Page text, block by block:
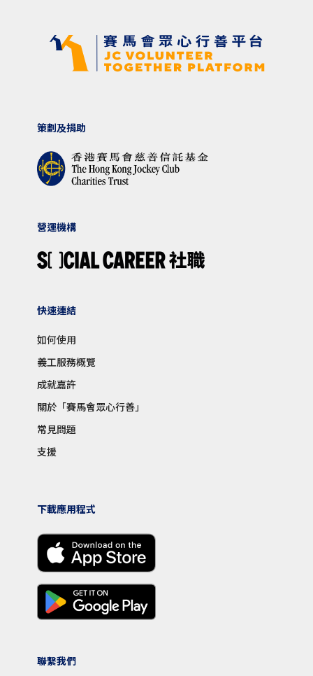
策劃及捐助
營運機構
快速連結
如何使用
義工服務概覽
成就嘉許
關於「賽馬會眾心行善」
常見問題
支援
下載應用程式
聯繫我們